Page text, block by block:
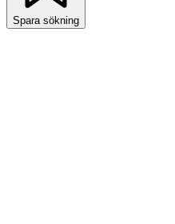
Spara sökning